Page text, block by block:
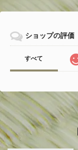
ショップの評価
すべて